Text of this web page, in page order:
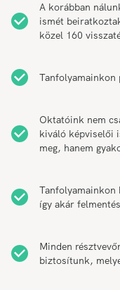
A korábban
ismét
közel 160
Tanfolyamainkon
Oktatóink nem
kiváló képviselői
meg, hanem
Tanfolyamainkon
így akár
Minden
biztosítunk,